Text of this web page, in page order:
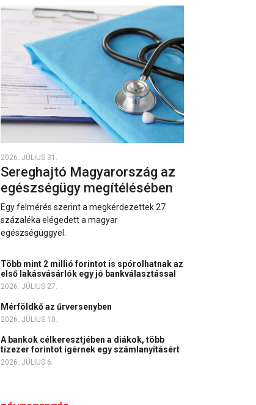
2026. JÚLIUS 31.
Sereghajtó Magyarország az
egészségügy megítélésében
Egy felmérés szerint a megkérdezettek 27
százaléka elégedett a magyar
egészségüggyel.
Több mint 2 millió forintot is spórolhatnak az
első lakásvásárlók egy jó bankválasztással
2026. JÚLIUS 27.
Mérföldkő az űrversenyben
2026. JÚLIUS 10.
A bankok célkeresztjében a diákok, több
tízezer forintot ígérnek egy számlanyitásért
2026. JÚLIUS 6.